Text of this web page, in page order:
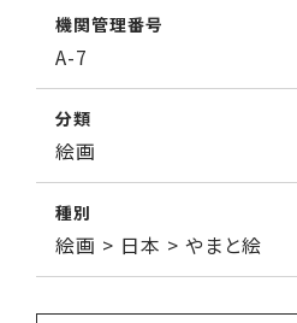
機関管理番号
A-7
分類
絵画
種別
絵画 > 日本 > やまと絵